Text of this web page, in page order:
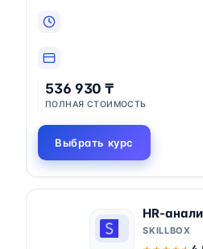
536 930 ₸
ПОЛНАЯ СТОИМОСТЬ
Выбрать курс
HR-
SKILLBOX